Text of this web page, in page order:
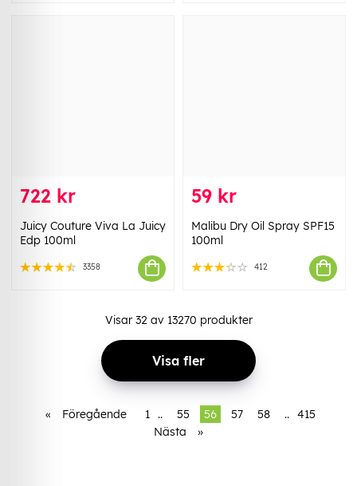
722 kr
Juicy Couture Viva La Juicy
Edp 100ml
3358
59 kr
Malibu Dry Oil Spray SPF15
100ml
412
Visar 32av 13270 produkter
Visa fler
« Föregående 1 .. 55 56 57 58 .. 415
Nästa
»